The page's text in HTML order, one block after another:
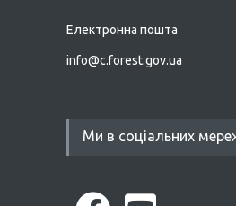
Електронна пошта
info@c.forest.gov.ua
Ми в соціальних